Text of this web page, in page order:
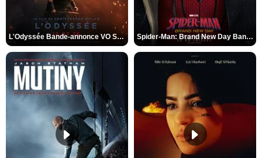
L'Odyssée Bande-annonce VO STFR Spider-Man: Brand New Day Bande-annonce VO STFR